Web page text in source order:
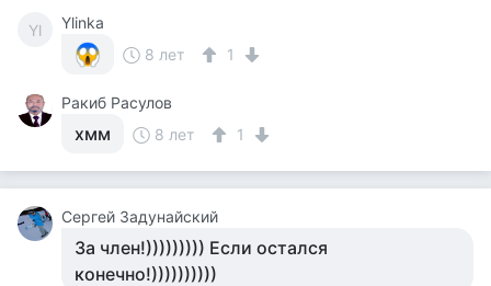
Yl
Ylinka
8 лет
1
Ракиб Расулов
хмм 8 лет 1
Сергей Задунайский
За член!))))))))) Если остался
конечно!))))))))))